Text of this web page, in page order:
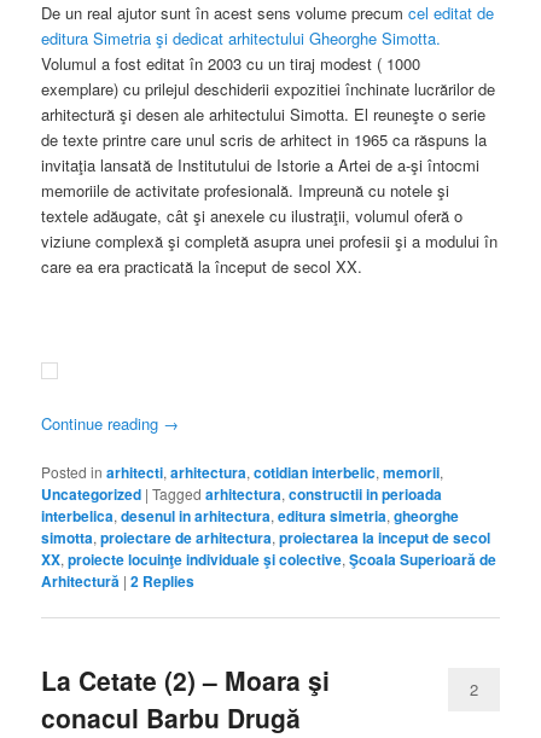
De un real ajutor sunt în acest sens volume precumcel editat de
editura Simetria şi dedicat arhitectului Gheorghe Simotta.
Volumul a fost editat în 2003 cu un tiraj modest ( 1000
exemplare) cu prilejul deschiderii expozitiei închinate lucrărilor de
arhitectură şi desen ale arhitectului Simotta. El reuneşte o serie
de texte printre care unul scris de arhitect in 1965 ca răspuns la
invitaţia lansată de Institutului de Istorie a Artei de a-şi întocmi
memoriile de activitate profesională. Impreună cu notele şi
textele adăugate, cât şi anexele cu ilustraţii, volumul oferă o
viziune complexă şi completă asupra unei profesii şi a modului în
care ea era practicată la început de secol XX.
Continue reading →
Posted in arhitecti,arhitectura,cotidian interbelic,memorii,
Uncategorized |Tagged arhitectura,constructii in perioada
interbelica,desenul in arhitectura,editura simetria,gheorghe
simotta,proiectare de arhitectura,proiectarea la inceput de secol
XX,proiecte locuinţe individuale şi colective,Şcoala Superioară de
Arhitectură |2 Replies
La Cetate (2) – Moara şi
conacul Barbu Drugă
2